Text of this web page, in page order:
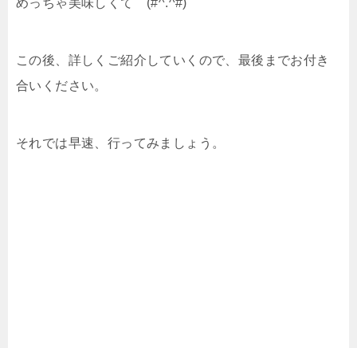
めっちゃ美味しくて (#^.^#)
この後、詳しくご紹介していくので、最後までお付き
合いください。
それでは早速、行ってみましょう。